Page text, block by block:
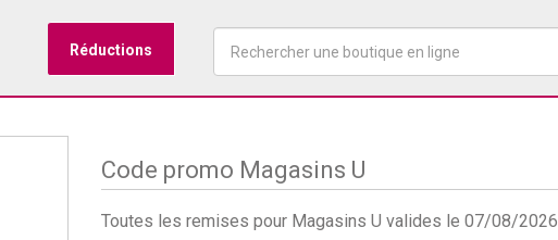
Réductions
Code promo Magasins U
Toutes les remises pour Magasins U valides le 07/08/2026